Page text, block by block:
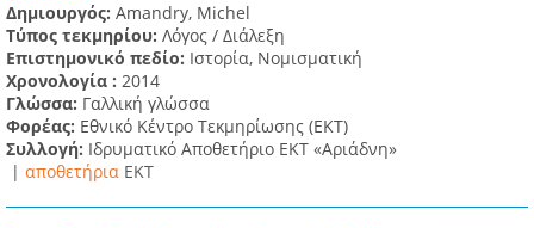
Δημιουργός: Amandry, Michel
Τύπος τεκμηρίου: Λόγος / Διάλεξη
Επιστημονικό πεδίο: Ιστορία, Νομισματική
Χρονολογία : 2014
Γλώσσα: Γαλλική γλώσσα
Φορέας: Εθνικό Κέντρο Τεκμηρίωσης (ΕΚΤ)
Συλλογή: Ιδρυματικό Αποθετήριο ΕΚΤ «Αριάδνη»
| αποθετήρια EKT